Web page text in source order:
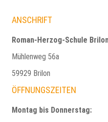
ANSCHRIFT
Roman-Herzog-Schule
Mühlenweg 56a
59929 Brilon
ÖFFNUNGSZEITEN
Montag bis Donnerstag: